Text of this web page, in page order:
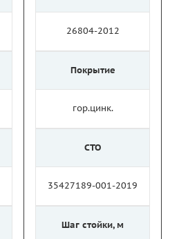
26804-2012
Покрытие
гор.цинк.
СТО
35427189-001-2019
Шаг стойки, м